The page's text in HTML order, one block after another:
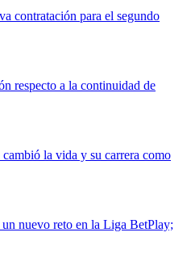
contratación para el segundo
respecto a la continuidad de
la vida y su carrera como
nuevo reto en la Liga BetPlay;